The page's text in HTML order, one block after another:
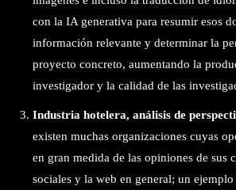
con la IA generativa para resumir esos
información relevante y determinar la
proyecto concreto, aumentando la
investigador y la calidad de las
Industria hotelera, análisis de
existen muchas organizaciones cuyas
en gran medida de las opiniones de sus
sociales y la web en general; un